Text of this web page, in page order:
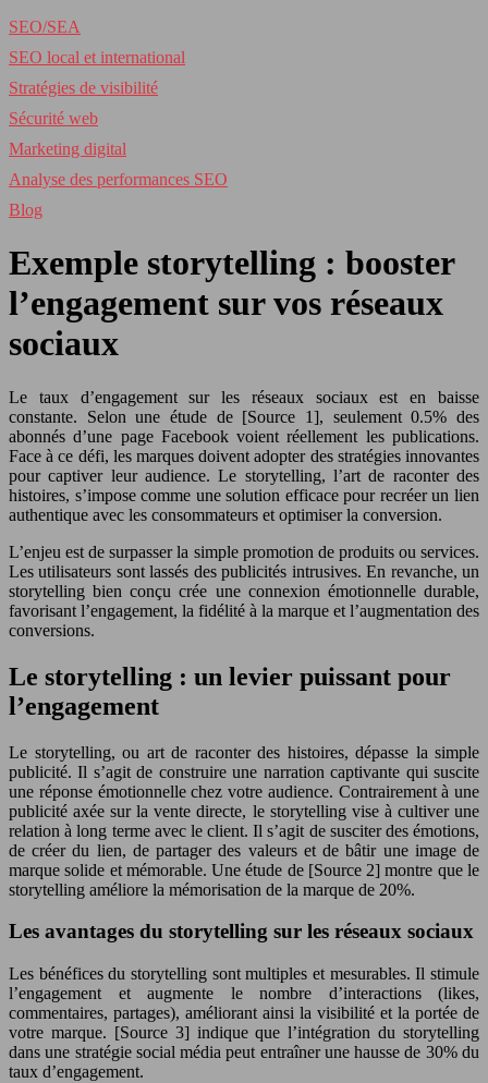
SEO/SEA
SEO local et international
Stratégies de visibilité
Sécurité web
Marketing digital
Analyse des performances SEO
Blog
Exemple storytelling : booster
l’engagement sur vos réseaux
sociaux
Le taux d’engagement sur les réseaux sociaux est en baisse
constante. Selon une étude de [Source 1], seulement 0.5% des
abonnés d’une page Facebook voient réellement les publications.
Face à ce défi, les marques doivent adopter des stratégies innovantes
pour captiver leur audience. Le storytelling, l’art de raconter des
histoires, s’impose comme une solution efficace pour recréer un lien
authentique avec les consommateurs et optimiser la conversion.
L’enjeu est de surpasser la simple promotion de produits ou services.
Les utilisateurs sont lassés des publicités intrusives. En revanche, un
storytelling bien conçu crée une connexion émotionnelle durable,
favorisant l’engagement, la fidélité à la marque et l’augmentation des
conversions.
Le storytelling : un levier puissant pour
l’engagement
Le storytelling, ou art de raconter des histoires, dépasse la simple
publicité. Il s’agit de construire une narration captivante qui suscite
une réponse émotionnelle chez votre audience. Contrairement à une
publicité axée sur la vente directe, le storytelling vise à cultiver une
relation à long terme avec le client. Il s’agit de susciter des émotions,
de créer du lien, de partager des valeurs et de bâtir une image de
marque solide et mémorable. Une étude de [Source 2] montre que le
storytelling améliore la mémorisation de la marque de 20%.
Les avantages du storytelling sur les réseaux sociaux
Les bénéfices du storytelling sont multiples et mesurables. Il stimule
l’engagement et augmente le nombre d’interactions (likes,
commentaires, partages), améliorant ainsi la visibilité et la portée de
votre marque. [Source 3] indique que l’intégration du storytelling
dans une stratégie social média peut entraîner une hausse de 30% du
taux d’engagement.